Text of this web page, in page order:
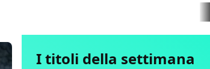
I titoli della settimana